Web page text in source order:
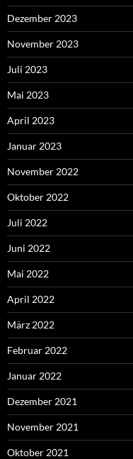
Dezember 2023
November 2023
Juli 2023
Mai 2023
April 2023
Januar 2023
November 2022
Oktober 2022
Juli 2022
Juni 2022
Mai 2022
April 2022
März 2022
Februar 2022
Januar 2022
Dezember 2021
November 2021
Oktober 2021